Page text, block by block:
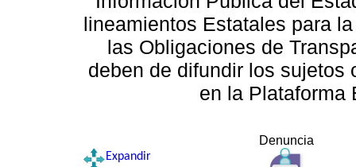
lineamientos Estatales para
las Obligaciones de
deben de difundir los sujetos
en la Plataforma
Denuncia
Expandir